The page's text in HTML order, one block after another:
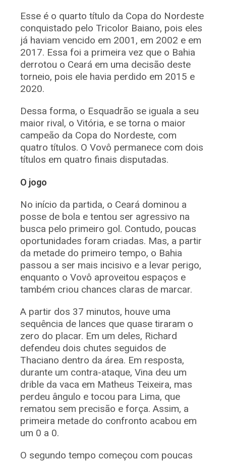
Esse é o quarto título da Copa do Nordeste
conquistado pelo Tricolor Baiano, pois eles
já haviam vencido em 2001, em 2002 e em
2017. Essa foi a primeira vez que o Bahia
derrotou o Ceará em uma decisão deste
torneio, pois ele havia perdido em 2015 e
2020.
Dessa forma, o Esquadrão se iguala a seu
maior rival, o Vitória, e se torna o maior
campeão da Copa do Nordeste, com
quatro títulos. O Vovô permanece com dois
títulos em quatro finais disputadas.
O jogo
No início da partida, o Ceará dominou a
posse de bola e tentou ser agressivo na
busca pelo primeiro gol. Contudo, poucas
oportunidades foram criadas. Mas, a partir
da metade do primeiro tempo, o Bahia
passou a ser mais incisivo e a levar perigo,
enquanto o Vovô aproveitou espaços e
também criou chances claras de marcar.
A partir dos 37 minutos, houve uma
sequência de lances que quase tiraram o
zero do placar. Em um deles, Richard
defendeu dois chutes seguidos de
Thaciano dentro da área. Em resposta,
durante um contra-ataque, Vina deu um
drible da vaca em Matheus Teixeira, mas
perdeu ângulo e tocou para Lima, que
rematou sem precisão e força. Assim, a
primeira metade do confronto acabou em
um 0 a 0.
O segundo tempo começou com poucas